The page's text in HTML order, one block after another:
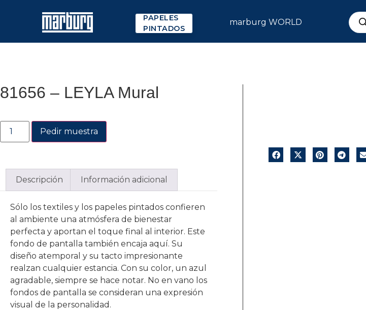
PAPELES
PINTADOS
marburg WORLD
81656 – LEYLA Mural
Pedir muestra
Descripción Información adicional
Sólo los textiles y los papeles pintados confieren
al ambiente una atmósfera de bienestar
perfecta y aportan el toque final al interior. Este
fondo de pantalla también encaja aquí. Su
diseño atemporal y su tacto impresionante
realzan cualquier estancia. Con su color, un azul
agradable, siempre se hace notar. No en vano los
fondos de pantalla se consideran una expresión
visual de la personalidad.